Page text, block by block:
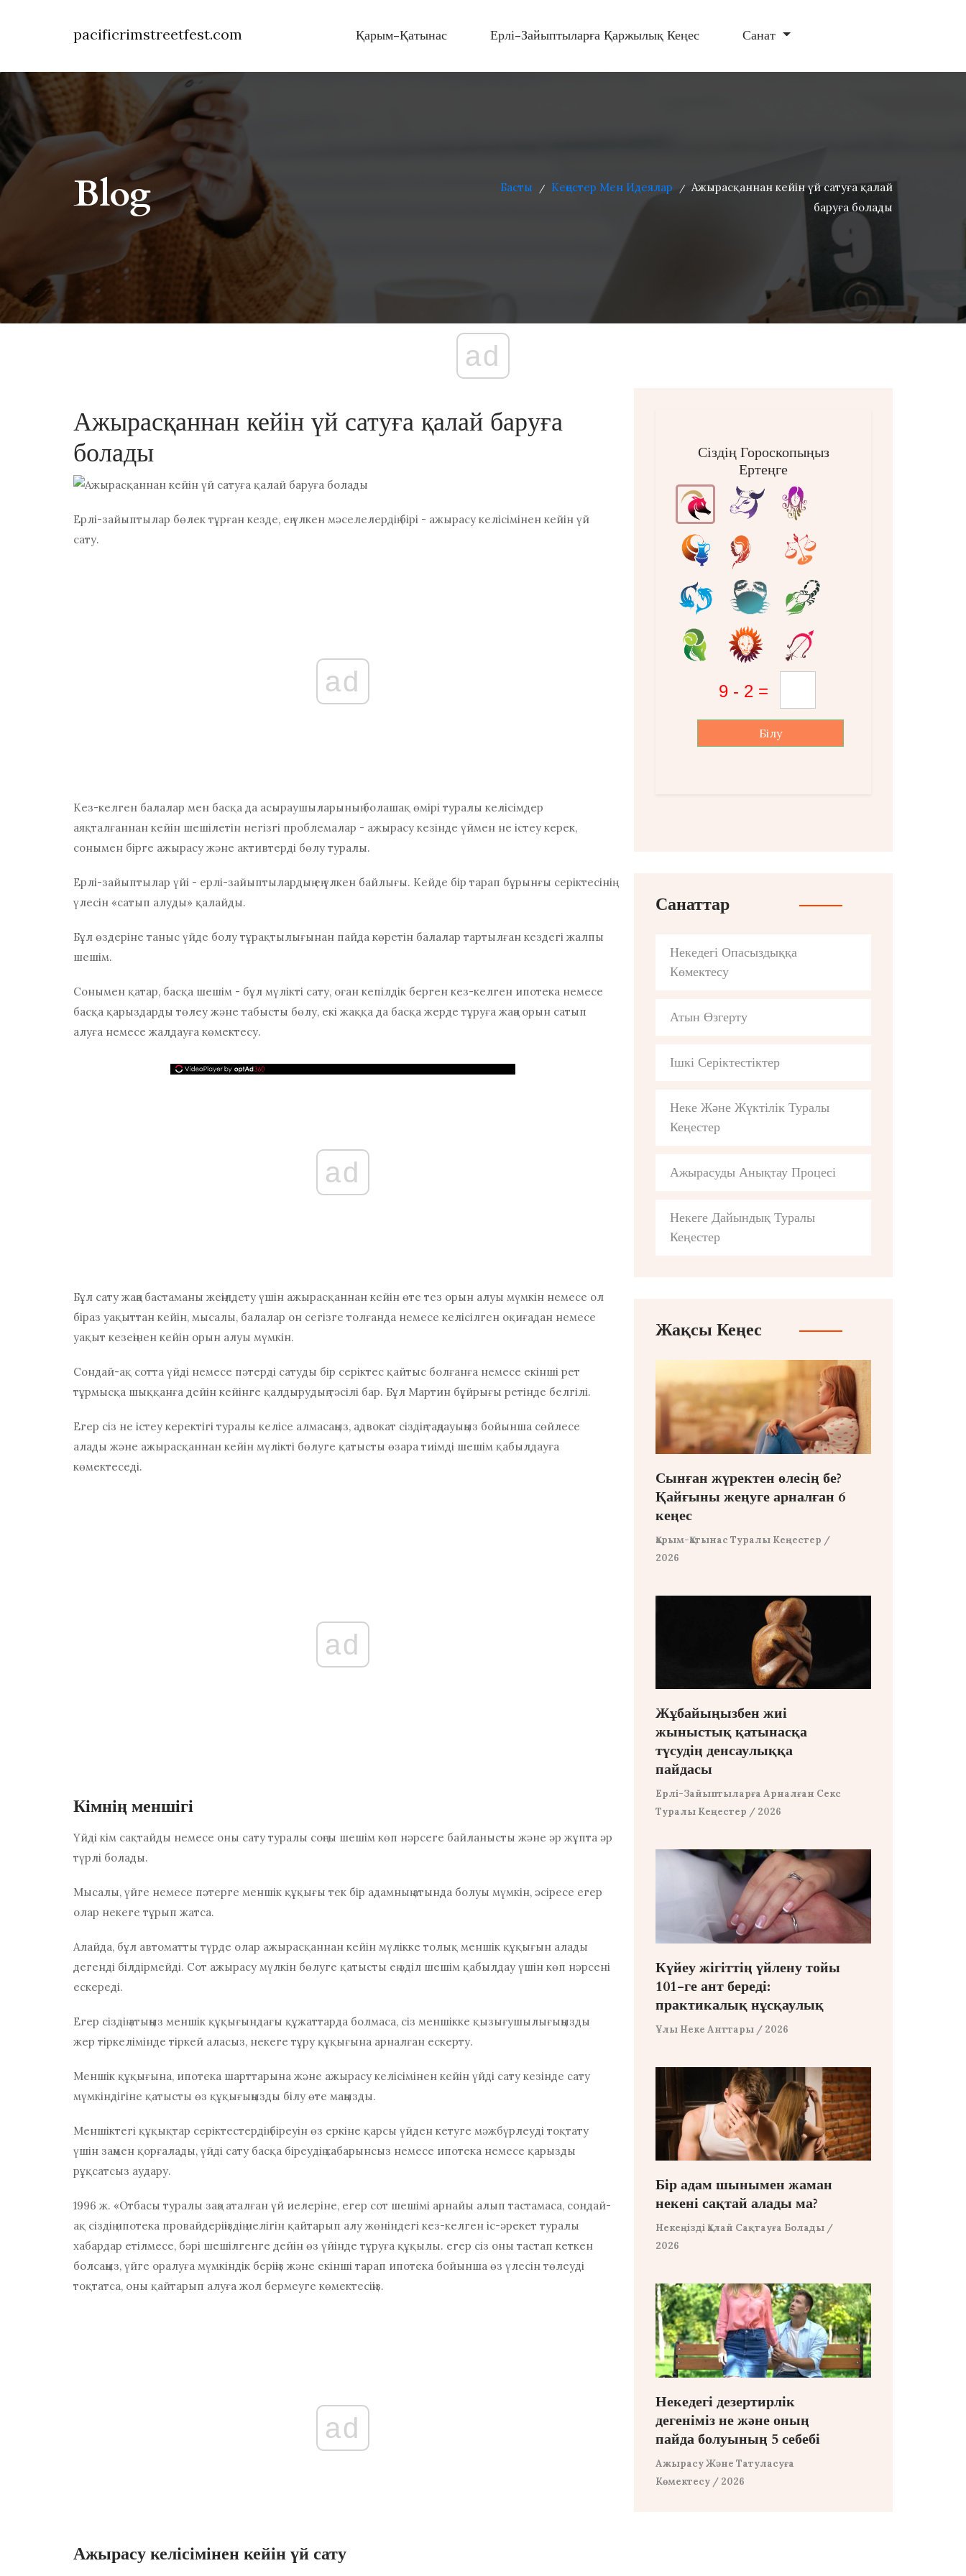
pacificrimstreetfest.com Қарым-Қатынас Ерлі-Зайыптыларға Қаржылық Кеңес Санат
Blog Басты / Кеңестер Мен Идеялар / Ажырасқаннан кейін үй сатуға қалай
баруға болады
ad
Ажырасқаннан кейін үй сатуға қалай баруға
болады
Ерлі-зайыптылар бөлек тұрған кезде, ең үлкен мәселелердің бірі - ажырасу келісімінен кейін үй
сату.
ad
Кез-келген балалар мен басқа да асыраушыларының болашақ өмірі туралы келісімдер
аяқталғаннан кейін шешілетін негізгі проблемалар - ажырасу кезінде үймен не істеу керек,
сонымен бірге ажырасу және активтерді бөлу туралы.
Ерлі-зайыптылар үйі - ерлі-зайыптылардың ең үлкен байлығы. Кейде бір тарап бұрынғы серіктесінің
үлесін «сатып алуды» қалайды.
Бұл өздеріне таныс үйде болу тұрақтылығынан пайда көретін балалар тартылған кездегі жалпы
шешім.
Сонымен қатар, басқа шешім - бұл мүлікті сату, оған кепілдік берген кез-келген ипотека немесе
басқа қарыздарды төлеу және табысты бөлу, екі жаққа да басқа жерде тұруға жаңа орын сатып
алуға немесе жалдауға көмектесу.
ad
Бұл сату жаңа бастаманы жеңілдету үшін ажырасқаннан кейін өте тез орын алуы мүмкін немесе ол
біраз уақыттан кейін, мысалы, балалар он сегізге толғанда немесе келісілген оқиғадан немесе
уақыт кезеңінен кейін орын алуы мүмкін.
Сондай-ақ сотта үйді немесе пәтерді сатуды бір серіктес қайтыс болғанға немесе екінші рет
тұрмысқа шыққанға дейін кейінге қалдырудың тәсілі бар. Бұл Мартин бұйрығы ретінде белгілі.
Егер сіз не істеу керектігі туралы келісе алмасаңыз, адвокат сіздің таңдауыңыз бойынша сөйлесе
алады және ажырасқаннан кейін мүлікті бөлуге қатысты өзара тиімді шешім қабылдауға
көмектеседі.
ad
Кімнің меншігі
Үйді кім сақтайды немесе оны сату туралы соңғы шешім көп нәрсеге байланысты және әр жұпта әр
түрлі болады.
Мысалы, үйге немесе пәтерге меншік құқығы тек бір адамның атында болуы мүмкін, әсіресе егер
олар некеге тұрып жатса.
Алайда, бұл автоматты түрде олар ажырасқаннан кейін мүлікке толық меншік құқығын алады
дегенді білдірмейді. Сот ажырасу мүлкін бөлуге қатысты ең әділ шешім қабылдау үшін көп нәрсені
ескереді.
Егер сіздің атыңыз меншік құқығындағы құжаттарда болмаса, сіз меншікке қызығушылығыңызды
жер тіркелімінде тіркей аласыз, некеге тұру құқығына арналған ескерту.
Меншік құқығына, ипотека шарттарына және ажырасу келісімінен кейін үйді сату кезінде сату
мүмкіндігіне қатысты өз құқығыңызды білу өте маңызды.
Меншіктегі құқықтар серіктестердің біреуін өз еркіне қарсы үйден кетуге мәжбүрлеуді тоқтату
үшін заңмен қорғалады, үйді сату басқа біреудің хабарынсыз немесе ипотека немесе қарызды
рұқсатсыз аудару.
1996 ж. «Отбасы туралы заң» аталған үй иелеріне, егер сот шешімі арнайы алып тастамаса, сондай-
ақ сіздің ипотека провайдеріңіздің иелігін қайтарып алу жөніндегі кез-келген іс-әрекет туралы
хабардар етілмесе, бәрі шешілгенге дейін өз үйінде тұруға құқылы. егер сіз оны тастап кеткен
болсаңыз, үйге оралуға мүмкіндік беріңіз және екінші тарап ипотека бойынша өз үлесін төлеуді
тоқтатса, оны қайтарып алуға жол бермеуге көмектесіңіз.
ad
Ажырасу келісімінен кейін үй сату
Сіздің Гороскопыңыз
Ертеңге
Білу
Санаттар
Некедегі Опасыздыққа
Көмектесу
Атын Өзгерту
Ішкі Серіктестіктер
Неке Және Жүктілік Туралы
Кеңестер
Ажырасуды Анықтау Процесі
Некеге Дайындық Туралы
Кеңестер
Жақсы Кеңес
Сынған жүректен өлесің бе?
Қайғыны жеңуге арналған 6
кеңес
Қарым-Қатынас Туралы Кеңестер /
2026
Жұбайыңызбен жиі
жыныстық қатынасқа
түсудің денсаулыққа
пайдасы
Ерлі-Зайыптыларға Арналған Секс
Туралы Кеңестер / 2026
Күйеу жігіттің үйлену тойы
101-ге ант береді:
практикалық нұсқаулық
Ұлы Неке Анттары / 2026
Бір адам шынымен жаман
некені сақтай алады ма?
Некеңізді Қалай Сақтауға Болады /
2026
Некедегі дезертирлік
дегеніміз не және оның
пайда болуының 5 себебі
Ажырасу Және Татуласуға
Көмектесу / 2026